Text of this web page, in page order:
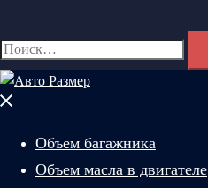
Найти:
Закрыть
Объем багажника
Объем масла в двигателе